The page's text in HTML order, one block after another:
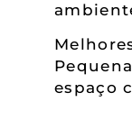
espaço